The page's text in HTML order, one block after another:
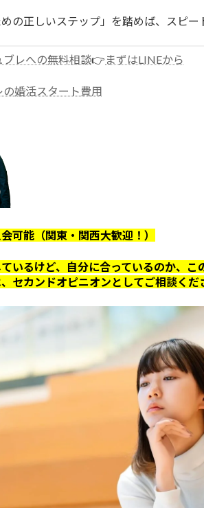
の正しいステップ」を踏めば、スピー
レへの無料相談👉 まずはLINEから
婚活スタート費用
可能（関東・関西大歓迎！）
ているけど、自分に合っているのか、
セカンドオピニオンとしてご相談くだ